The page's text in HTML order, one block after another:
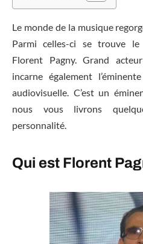
Le monde de la musique
Parmi celles-ci se trouve le
Florent Pagny. Grand
incarne également
audiovisuelle. C’est un
nous vous livrons
personnalité.
Qui est Florent